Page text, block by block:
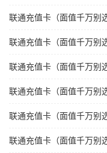
联通充值卡（面值千万别
联通充值卡（面值千万别
联通充值卡（面值千万别
联通充值卡（面值千万别
联通充值卡（面值千万别
联通充值卡（面值千万别